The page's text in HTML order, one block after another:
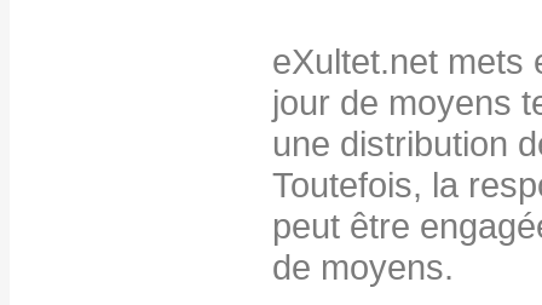
eXultet.net mets
jour de moyens
une distribution
Toutefois, la
peut être
de moyens.